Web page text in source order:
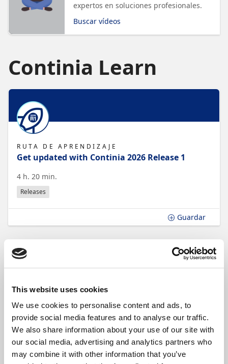
This website uses cookies
We use cookies to personalise content and ads, to
provide social media features and to analyse our traffic.
We also share information about your use of our site with
our social media, advertising and analytics partners who
may combine it with other information that you’ve
expertos en soluciones profesionales.
Buscar vídeos
Continia Learn
RUTA DE APRENDIZAJE
Get updated with Continia 2026 Release 1
4 h. 20 min.
Releases
Guardar
RUTA DE APRENDIZAJE
Get started using Continia Banking
2 h. 6 min.
Banking